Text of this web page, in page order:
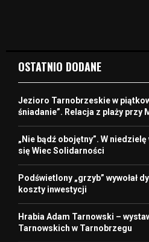
OSTATNIO DODANE
Jezioro Tarnobrzeskie w
śniadanie”. Relacja z plaży przy
„Nie bądź obojętny”. W
się Wiec Solidarności
Podświetlony „grzyb” wywołał
koszty inwestycji
Hrabia Adam Tarnowski –
Tarnowskich w Tarnobrzegu